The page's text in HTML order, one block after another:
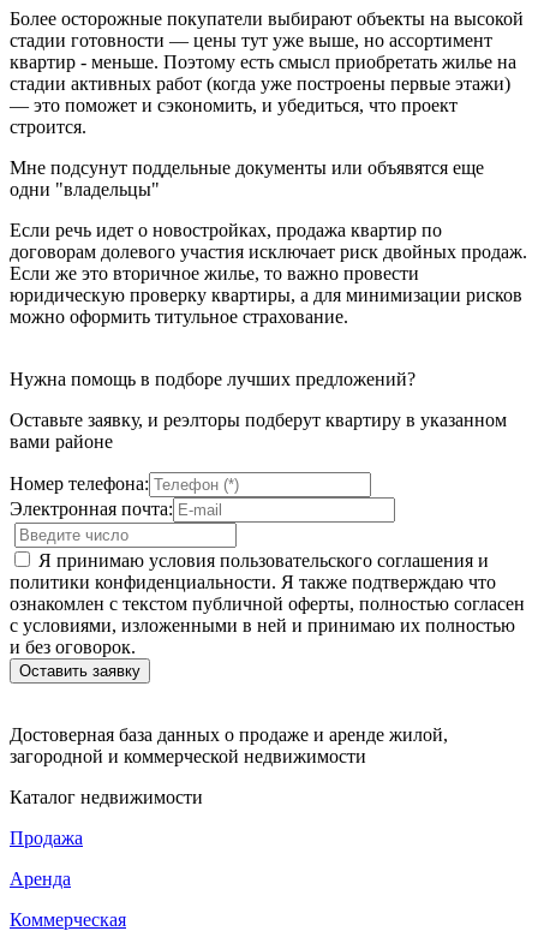
Более осторожные покупатели выбирают объекты на высокой
стадии готовности — цены тут уже выше, но ассортимент
квартир - меньше. Поэтому есть смысл приобретать жилье на
стадии активных работ (когда уже построены первые этажи)
— это поможет и сэкономить, и убедиться, что проект
строится.
Мне подсунут поддельные документы или объявятся еще
одни "владельцы"
Если речь идет о новостройках, продажа квартир по
договорам долевого участия исключает риск двойных продаж.
Если же это вторичное жилье, то важно провести
юридическую проверку квартиры, а для минимизации рисков
можно оформить титульное страхование.
Нужна помощь в подборе лучших предложений?
Оставьте заявку, и реэлторы подберут квартиру в указанном
вами районе
Номер телефона:
Электронная почта:
Я принимаю условия пользовательского соглашения и
политики конфиденциальности. Я также подтверждаю что
ознакомлен с текстом публичной оферты, полностью согласен
с условиями, изложенными в ней и принимаю их полностью
и без оговорок.
Достоверная база данных о продаже и аренде жилой,
загородной и коммерческой недвижимости
Каталог недвижимости
Продажа
Аренда
Коммерческая